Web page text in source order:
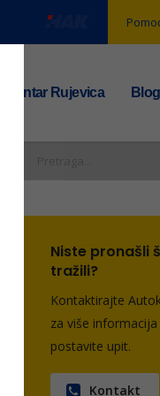
centar Rujevica Blog
Niste pronašli
tražili?
Kontaktirajte
za više informacija
postavite upit.
Kontakt